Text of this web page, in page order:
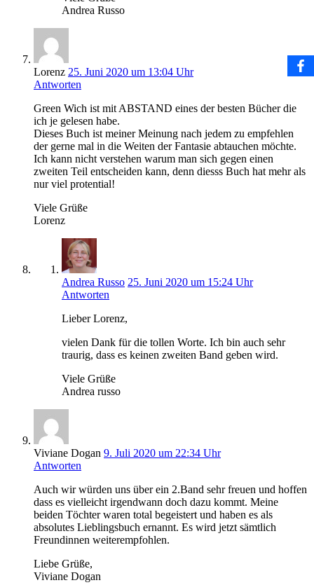
Andrea Russo
Lorenz 25. Juni 2020 um 13:04 Uhr
Antworten
Green Wich ist mit ABSTAND eines der besten Bücher die
ich je gelesen habe.
Dieses Buch ist meiner Meinung nach jedem zu empfehlen
der gerne mal in die Weiten der Fantasie abtauchen möchte.
Ich kann nicht verstehen warum man sich gegen einen
zweiten Teil entscheiden kann, denn diesss Buch hat mehr als
nur viel protential!
Viele Grüße
Lorenz
Andrea Russo 25. Juni 2020 um 15:24 Uhr
Antworten
Lieber Lorenz,
vielen Dank für die tollen Worte. Ich bin auch sehr
traurig, dass es keinen zweiten Band geben wird.
Viele Grüße
Andrea russo
Viviane Dogan 9. Juli 2020 um 22:34 Uhr
Antworten
Auch wir würden uns über ein 2.Band sehr freuen und hoffen
dass es vielleicht irgendwann doch dazu kommt. Meine
beiden Töchter waren total begeistert und haben es als
absolutes Lieblingsbuch ernannt. Es wird jetzt sämtlich
Freundinnen weiterempfohlen.
Liebe Grüße,
Viviane Dogan